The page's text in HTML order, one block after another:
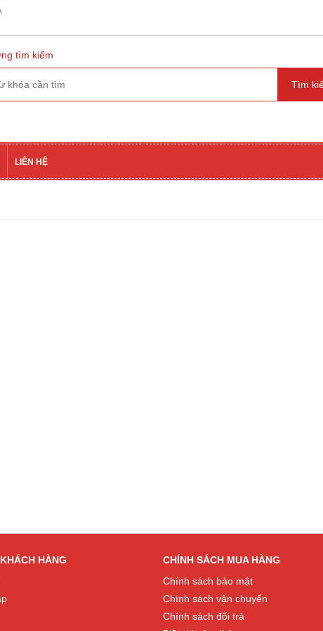
tìm kiếm
LIÊN HỆ
HÀNG
CHÍNH SÁCH MUA HÀNG
Chính sách bảo mật
Chính sách vận chuyển
Chính sách đổi trả